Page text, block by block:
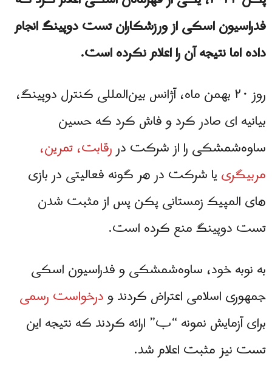
فدراسیون اسکی از ورزشکاران تست دوپینگ انجام
داده اما نتیجه آن را اعلام نکرده است.
روز ۲۰ بهمن ماه، آژانس بین‌المللی کنترل دوپینگ،
بیانیه ای صادر کرد و فاش کرد که حسین
ساوه‌شمشکی را از شرکت دررقابت، تمرین،
مربیگرییا شرکت در هر گونه فعالیتی در بازی
های المپیک زمستانی پکن پس از مثبت شدن
تست دوپینگ منع کرده است.
به نوبه خود، ساوه‌شمشکی و فدراسیون اسکی
جمهوری اسلامی اعتراض کردند ودرخواست رسمی
برای آزمایش نمونه “ب” ارائه کردند که نتیجه این
تست نیز مثبت اعلام شد.